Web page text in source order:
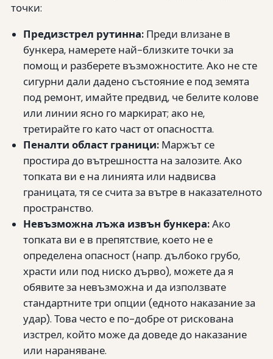
точки:
Предизстрел рутинна:Преди влизане в
бункера, намерете най-близките точки за
помощ и разберете възможностите. Ако не сте
сигурни дали дадено състояние е под земята
под ремонт, имайте предвид, че белите колове
или линии ясно го маркират; ако не,
третирайте го като част от опасността.
Пеналти област граници:Маржът се
простира до вътрешността на залозите. Ако
топката ви е на линията или надвисва
границата, тя се счита за вътре в наказателното
пространство.
Невъзможна лъжа извън бункера:Ако
топката ви е в препятствие, което не е
определена опасност (напр. дълбоко грубо,
храсти или под ниско дърво), можете да я
обявите за невъзможна и да използвате
стандартните три опции (едното наказание за
удар). Това често е по-добре от рискована
изстрел, който може да доведе до наказание
или нараняване.